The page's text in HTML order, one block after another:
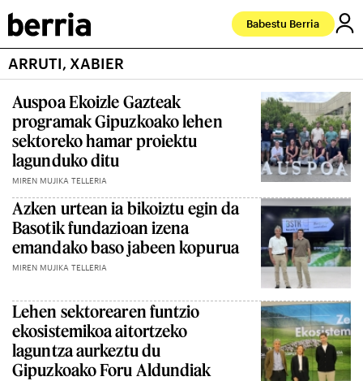
Babestu Berria
ARRUTI, XABIER
Auspoa Ekoizle Gazteak
programak Gipuzkoako lehen
sektoreko hamar proiektu
lagunduko ditu
MIREN MUJIKA TELLERIA
Azken urtean ia bikoiztu egin da
Basotik fundazioan izena
emandako baso jabeen kopurua
MIREN MUJIKA TELLERIA
Lehen sektorearen funtzio
ekosistemikoa aitortzeko
laguntza aurkeztu du
Gipuzkoako Foru Aldundiak